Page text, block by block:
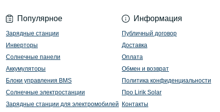
Популярное
Зарядные станции
Инверторы
Солнечные панели
Аккумуляторы
Блоки управления BMS
Солнечные электростанции
Зарядные станции для электромобилей
Информация
Публичный договор
Доставка
Оплата
Обмен и возврат
Политика конфиденциальности
Про Lirik Solar
Контакты